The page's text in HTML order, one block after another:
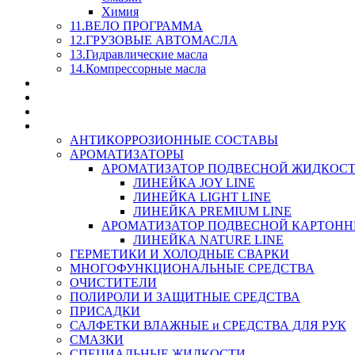
Химия
11.ВЕЛО ПРОГРАММА
12.ГРУЗОВЫЕ АВТОМАСЛА
13.Гидравлические масла
14.Компрессорные масла
АНТИКОРРОЗИОННЫЕ СОСТАВЫ
АРОМАТИЗАТОРЫ
АРОМАТИЗАТОР ПОДВЕСНОЙ
ЛИНЕЙКА JOY LINE
ЛИНЕЙКА LIGHT LINE
ЛИНЕЙКА PREMIUM LINE
АРОМАТИЗАТОР ПОДВЕСНОЙ
ЛИНЕЙКА NATURE LINE
ГЕРМЕТИКИ И ХОЛОДНЫЕ СВАРКИ
МНОГОФУНКЦИОНАЛЬНЫЕ СРЕДСТВА
ОЧИСТИТЕЛИ
ПОЛИРОЛИ И ЗАЩИТНЫЕ СРЕДСТВА
ПРИСАДКИ
САЛФЕТКИ ВЛАЖНЫЕ и СРЕДСТВА ДЛЯ РУК
СМАЗКИ